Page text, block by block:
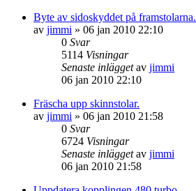
Byte av sidoskyddet på framstolarna.
av jimmi » 06 jan 2010 22:10
0 Svar
5114 Visningar
Senaste inläggetav jimmi
06 jan 2010 22:10
Fräscha upp skinnstolar.
av jimmi » 06 jan 2010 21:58
0 Svar
6724 Visningar
Senaste inläggetav jimmi
06 jan 2010 21:58